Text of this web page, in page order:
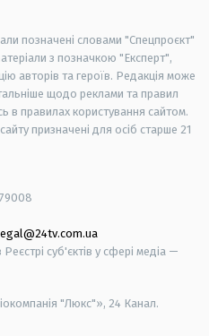
позначені словами "Спецпроєкт"
з позначкою "Експерт",
авторів та героїв. Редакція може
щодо реклами та правил
в правилах користування сайтом.
призначені для осіб старше 21
суб'єктів у сфері медіа —
"Люкс"», 24 Канал.